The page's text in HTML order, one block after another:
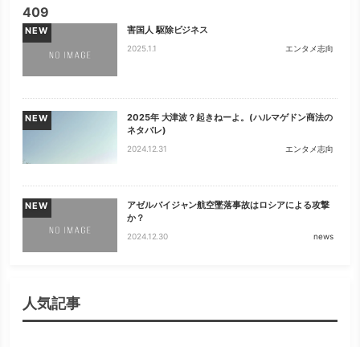
409
NEW 害国人 駆除ビジネス
2025.1.1 エンタメ志向
NEW
2025年 大津波？起きねーよ。(ハルマゲドン商法の
ネタバレ)
2024.12.31 エンタメ志向
NEW
アゼルバイジャン航空墜落事故はロシアによる攻撃
か？
2024.12.30 news
人気記事